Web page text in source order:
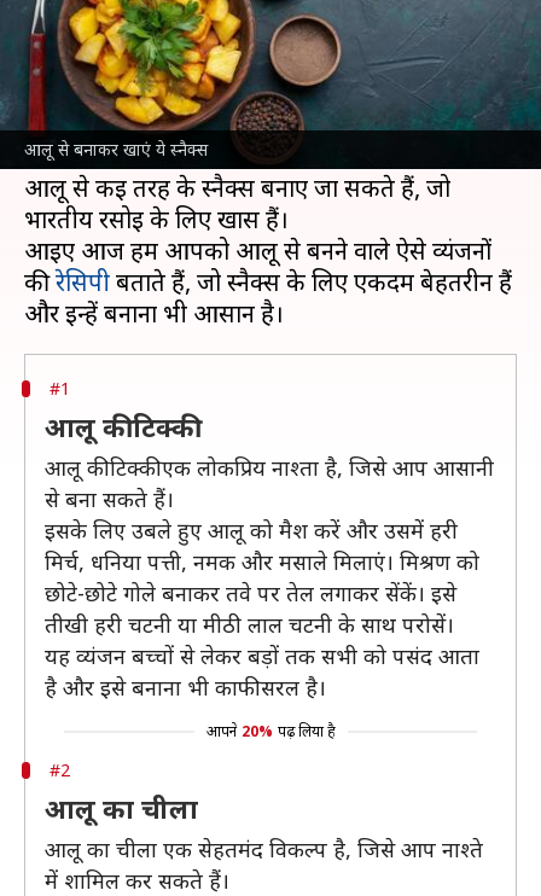
आलू से बनाकर खाएं ये स्नैक्स
क्या है खबर?
आलू एक ऐसी सब्जी है, जिसे हर कोई पसंद करता है।
यह न केवल स्वादिष्ट है, बल्कि इसमें पोषक तत्व भी भरपूर
मात्रा में होते हैं।
आलू से कई तरह के स्नैक्स बनाए जा सकते हैं, जो
भारतीय रसोई के लिए खास हैं।
आइए आज हम आपको आलू से बनने वाले ऐसे व्यंजनों
कीरेसिपीबताते हैं, जो स्नैक्स के लिए एकदम बेहतरीन हैं
#1
आलू की टिक्की
आलू की टिक्की एक लोकप्रिय नाश्ता है, जिसे आप आसानी
से बना सकते हैं।
इसके लिए उबले हुए आलू को मैश करें और उसमें हरी
मिर्च, धनिया पत्ती, नमक और मसाले मिलाएं। मिश्रण को
छोटे-छोटे गोले बनाकर तवे पर तेल लगाकर सेंकें। इसे
तीखी हरी चटनी या मीठी लाल चटनी के साथ परोसें।
यह व्यंजन बच्चों से लेकर बड़ों तक सभी को पसंद आता
है और इसे बनाना भी काफी सरल है।
आपने 20% पढ़ लिया है
#2
आलू का चीला
आलू का चीला एक सेहतमंद विकल्प है, जिसे आप नाश्ते
में शामिल कर सकते हैं।